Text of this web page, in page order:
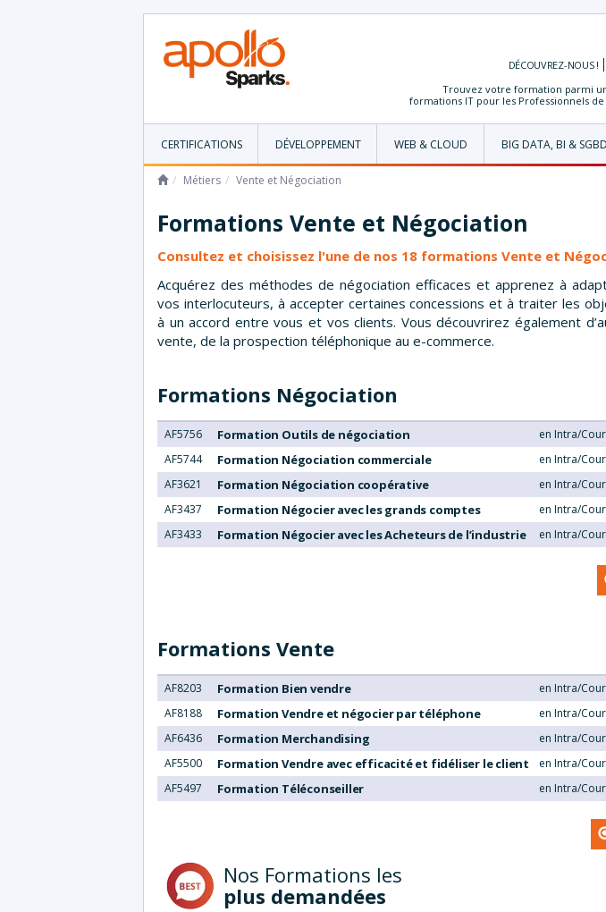
DÉCOUVREZ-NOUS !
Trouvez votre formation parmi
formations IT pour les Professionnels
CERTIFICATIONS DÉVELOPPEMENT WEB & CLOUD BIG DATA, BI & SGBD
Métiers Vente et Négociation
Formations Vente et Négociation
Consultez et choisissez l'une de nos 18 formations Vente et
Acquérez des méthodes de négociation efficaces et apprenez à
vos interlocuteurs, à accepter certaines concessions et à traiter les
à un accord entre vous et vos clients. Vous découvrirez également
vente, de la prospection téléphonique au e-commerce.
Formations Négociation
AF5756 Formation Outils de négociation en Intra/
AF5744
Formation Négociation commerciale en Intra/
AF3621
Formation Négociation coopérative en Intra/
AF3437
Formation Négocier avec les grands comptes en Intra/
AF3433
Formation Négocier avec les Acheteurs de l’industrie en Intra/
Formations Vente
AF8203 Formation Bien vendre en Intra/
AF8188
Formation Vendre et négocier par téléphone en Intra/
AF6436
Formation Merchandising en Intra/
AF5500
Formation Vendre avec efficacité et fidéliser le client en Intra/
AF5497
Formation Téléconseiller en Intra/
Nos Formations les
plus demandées